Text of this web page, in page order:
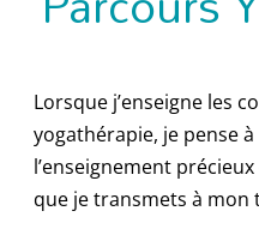
Lorsque j’enseigne les
yogathérapie, je pense
l’enseignement
que je transmets à mon